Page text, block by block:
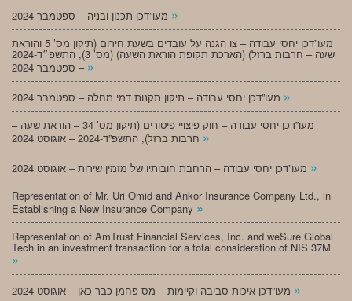
»
מעו”דכן יחסי עבודה – צו הגנה על עובדים בשעת חירום (תיקון מס’ 5 והוראת
שעה – חרבות ברזל) (הארכת תקופת הוראת השעה) (מס’ 3), התשפ״ד-2024
– ספטמבר 2024 »
»
מעו”דכן יחסי עבודה – חוק פיצויי פיטורים (תיקון מס’ 34 – הוראת שעה –
»
»
Representation of Mr. Uri Omid and Ankor Insurance Company Ltd., in
Establishing a New Insurance Company »
Representation of AmTrust Financial Services, Inc. and weSure Global
Tech in an investment transaction for a total consideration of NIS 37M
»
»